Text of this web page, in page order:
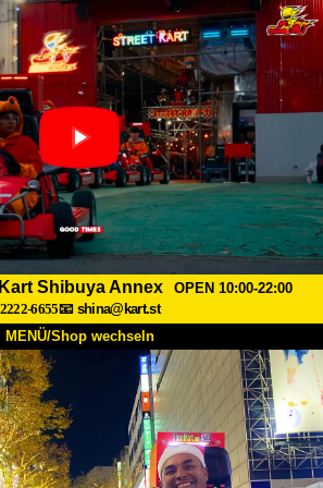
Shibuya Annex
OPEN 10:00-22:00
6655📧 shina@kart.st
MENÜ/Shop wechseln
Spezifikationen Preise
Bewertungen FAQ